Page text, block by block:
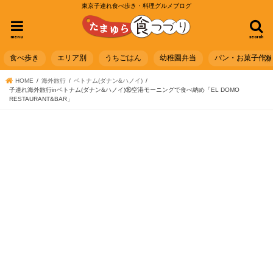
東京子連れ食べ歩き・料理グルメブログ
search
menu
食べ歩き エリア別 うちごはん 幼稚園弁当 パン・お菓子作り
HOME 海外旅行
ベトナム(ダナン&ハノイ)
子連れ海外旅行inベトナム(ダナン&ハノイ)⑯空港モーニングで食べ納め「EL DOMO
RESTAURANT&BAR」